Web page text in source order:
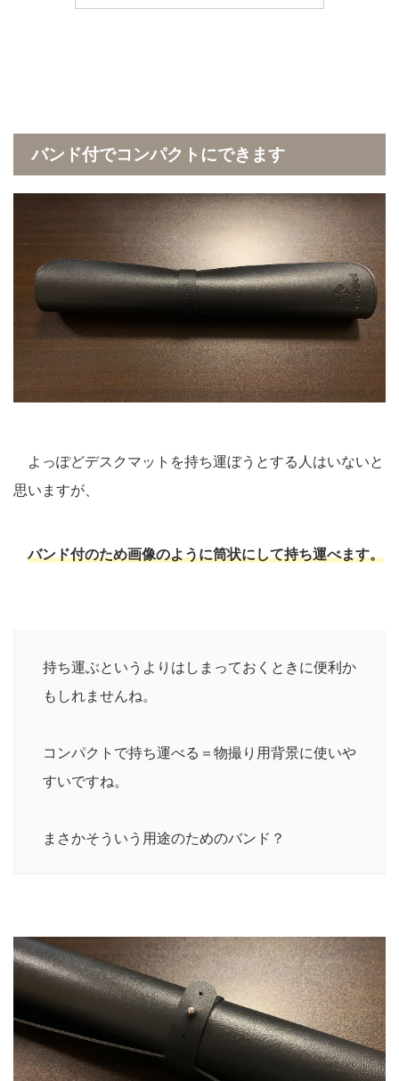
バンド付でコンパクトにできます
よっぽどデスクマットを持ち運ぼうとする人はいないと
思いますが、
バンド付のため画像のように筒状にして持ち運べます。
持ち運ぶというよりはしまっておくときに便利か
もしれませんね。
コンパクトで持ち運べる＝物撮り用背景に使いや
すいですね。
まさかそういう用途のためのバンド？